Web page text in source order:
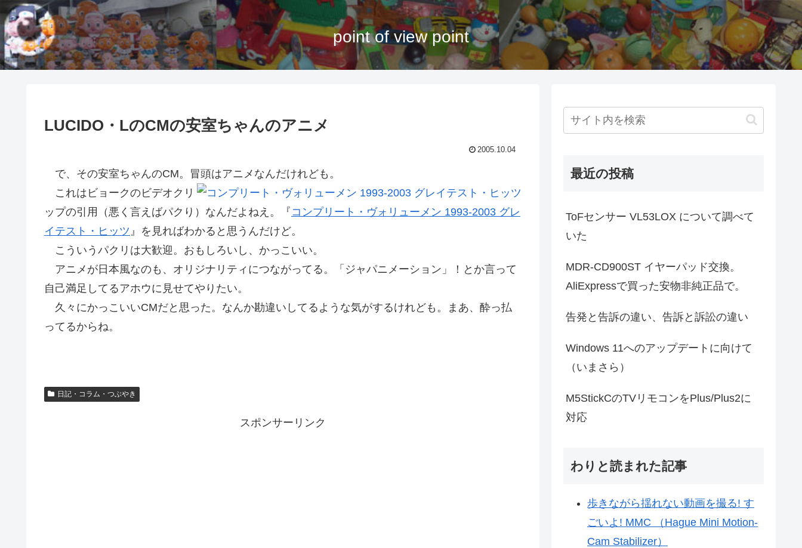
point of view point
LUCIDO・LのCMの安室ちゃんのアニメ
2005.10.04
で、その安室ちゃんのCM。冒頭はアニメなんだけれども。
これはビョークのビデオクリ
ップの引用（悪く言えばパクり）なんだよねえ。『 コンプリート・ヴォリューメン 1993-2003 グレ
イテスト・ヒッツ 』を見ればわかると思うんだけど。
こういうパクリは大歓迎。おもしろいし、かっこいい。
アニメが日本風なのも、オリジナリティにつながってる。「ジャパニメーション」！とか言って
自己満足してるアホウに見せてやりたい。
久々にかっこいいCMだと思った。なんか勘違いしてるような気がするけれども。まあ、酔っ払
ってるからね。
日記・コラム・つぶやき
スポンサーリンク
最近の投稿
ToFセンサー VL53LOX について調べて
いた
MDR-CD900ST イヤーパッド交換。
AliExpressで買った安物非純正品で。
告発と告訴の違い、告訴と訴訟の違い
Windows 11へのアップデートに向けて
（いまさら）
M5StickCのTVリモコンをPlus/Plus2に
対応
わりと読まれた記事
歩きながら揺れない動画を撮る! す
ごいよ! MMC （Hague Mini Motion-
Cam Stabilizer）